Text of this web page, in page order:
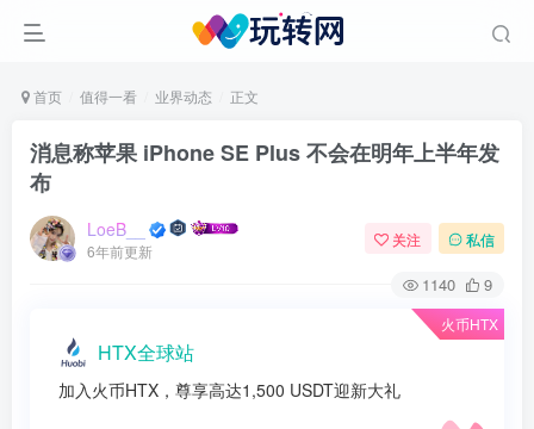
首页 值得一看 业界动态 正文
消息称苹果 iPhone SE Plus 不会在明年上半年发
布
LoeB__
6年前更新
关注 私信
1140 9
火币HTX
HTX全球站
加入火币HTX，尊享高达1,500 USDT迎新大礼